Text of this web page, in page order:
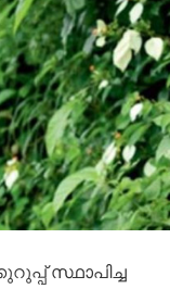
സ്ഥാപിച്ച